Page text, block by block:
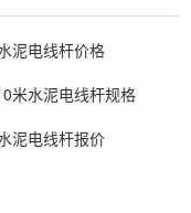
泥电线杆价格
米水泥电线杆规格
泥电线杆报价